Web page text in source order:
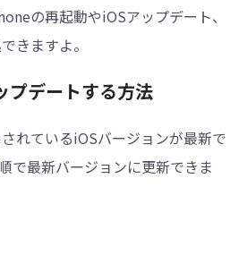
の再起動やiOSアップデート、
きますよ。
プデートする方法
れているiOSバージョンが最新で
で最新バージョンに更新できま